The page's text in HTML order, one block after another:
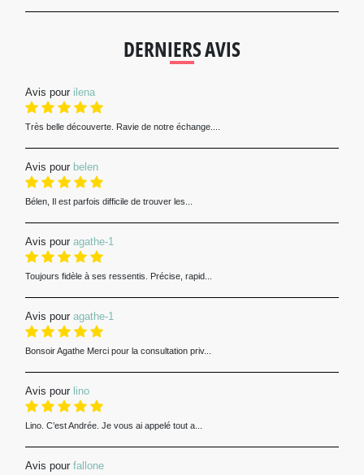
DERNIERS AVIS
Avis pour ilena
Très belle découverte. Ravie de notre échange....
Avis pour belen
Bélen, Il est parfois difficile de trouver les...
Avis pour agathe-1
Toujours fidèle à ses ressentis. Précise, rapid...
Avis pour agathe-1
Bonsoir Agathe Merci pour la consultation priv...
Avis pour lino
Lino. C’est Andrée. Je vous ai appelé tout a...
Avis pour fallone